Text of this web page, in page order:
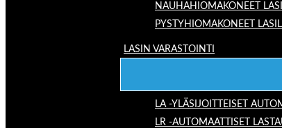
NAUHAHIOMAKONEET
PYSTYHIOMAKONEET
LASIN VARASTOINTI
LA -YLÄSIJOITTEISET
LR -AUTOMAATTISET